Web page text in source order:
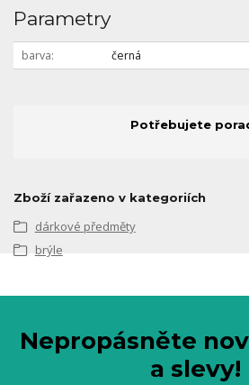
Parametry
barva černá
Potřebujete
Zboží zařazeno v kategoriích
dárkové předměty
brýle
Nepropásněte
a slevy!